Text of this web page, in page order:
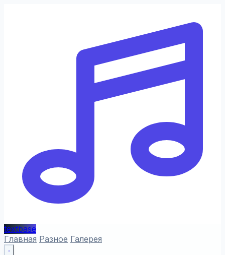
textbase
Главная Разное Галерея